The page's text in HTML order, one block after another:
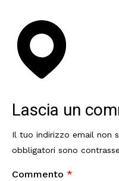
Lascia un
Il tuo indirizzo email non
obbligatori sono
Commento *